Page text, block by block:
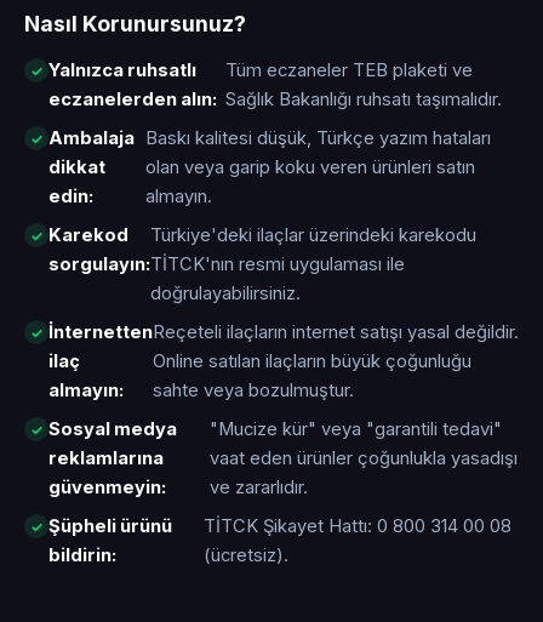
Nasıl Korunursunuz?
Yalnızca ruhsatlı
eczanelerden alın:
Tüm eczaneler TEB plaketi ve
Sağlık Bakanlığı ruhsatı taşımalıdır.
Ambalaja
dikkat
edin:
Baskı kalitesi düşük, Türkçe yazım hataları
olan veya garip koku veren ürünleri satın
almayın.
Karekod
sorgulayın:
Türkiye'deki ilaçlar üzerindeki karekodu
TİTCK'nın resmi uygulaması ile
doğrulayabilirsiniz.
İnternetten
ilaç
almayın:
Reçeteli ilaçların internet satışı yasal değildir.
Online satılan ilaçların büyük çoğunluğu
sahte veya bozulmuştur.
Sosyal medya
reklamlarına
güvenmeyin:
"Mucize kür" veya "garantili tedavi"
vaat eden ürünler çoğunlukla yasadışı
ve zararlıdır.
Şüpheli ürünü
bildirin:
TİTCK Şikayet Hattı: 0 800 314 00 08
(ücretsiz).